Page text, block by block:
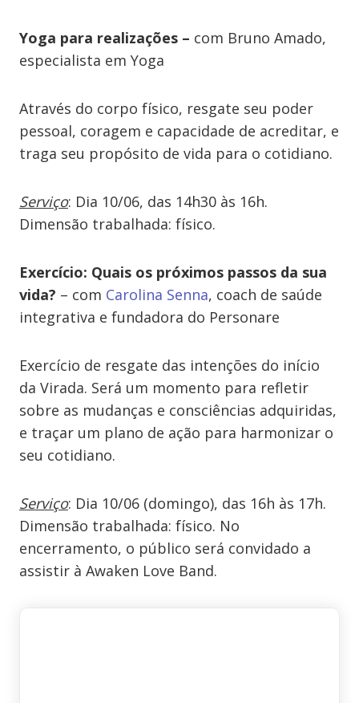
Yoga para realizações – com Bruno Amado,
especialista em Yoga
Através do corpo físico, resgate seu poder
pessoal, coragem e capacidade de acreditar, e
traga seu propósito de vida para o cotidiano.
Serviço: Dia 10/06, das 14h30 às 16h.
Dimensão trabalhada: físico.
Exercício: Quais os próximos passos da sua
vida? – com Carolina Senna, coach de saúde
integrativa e fundadora do Personare
Exercício de resgate das intenções do início
da Virada. Será um momento para refletir
sobre as mudanças e consciências adquiridas,
e traçar um plano de ação para harmonizar o
seu cotidiano.
Serviço: Dia 10/06 (domingo), das 16h às 17h.
Dimensão trabalhada: físico. No
encerramento, o público será convidado a
assistir à Awaken Love Band.